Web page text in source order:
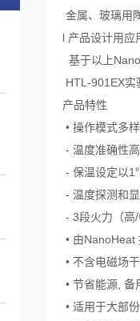
金属、玻璃
l 产品设计用应
基于以上
HTL-901EX实
产品特性
• 操作模式多
- 温度准确性
- 保温设定以
- 温度探测和
- 3段火力（高
• 由
• 不含电磁场
• 节省能源, 备
• 适用于大部